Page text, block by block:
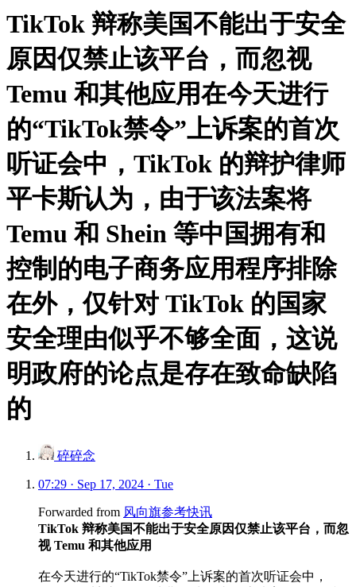
TikTok 辩称美国不能出于安全
原因仅禁止该平台，而忽视
Temu 和其他应用在今天进行
的“TikTok禁令”上诉案的首次
听证会中，TikTok 的辩护律师
平卡斯认为，由于该法案将
Temu 和 Shein 等中国拥有和
控制的电子商务应用程序排除
在外，仅针对 TikTok 的国家
安全理由似乎不够全面，这说
明政府的论点是存在致命缺陷
的
碎碎念
07:29 · Sep 17, 2024 · Tue
Forwarded from 风向旗参考快讯
TikTok 辩称美国不能出于安全原因仅禁止该平台，而忽
视 Temu 和其他应用
在今天进行的“TikTok禁令”上诉案的首次听证会中，